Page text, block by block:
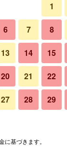
1
6 7 8
13 14 15
20 21 22
27 28 29
に基づきます。